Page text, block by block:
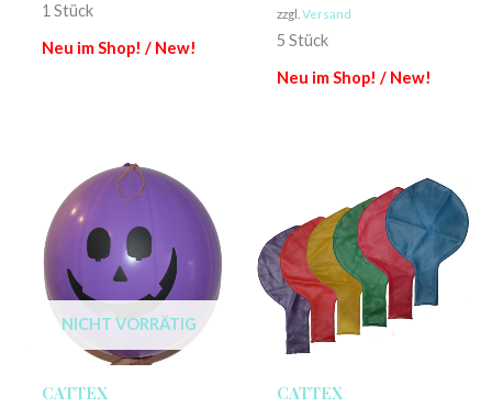
1 Stück
Neu im Shop! / New!
zzgl. Versand
5 Stück
Neu im Shop! / New!
NICHT VORRÄTIG
CATTEX
CATTEX